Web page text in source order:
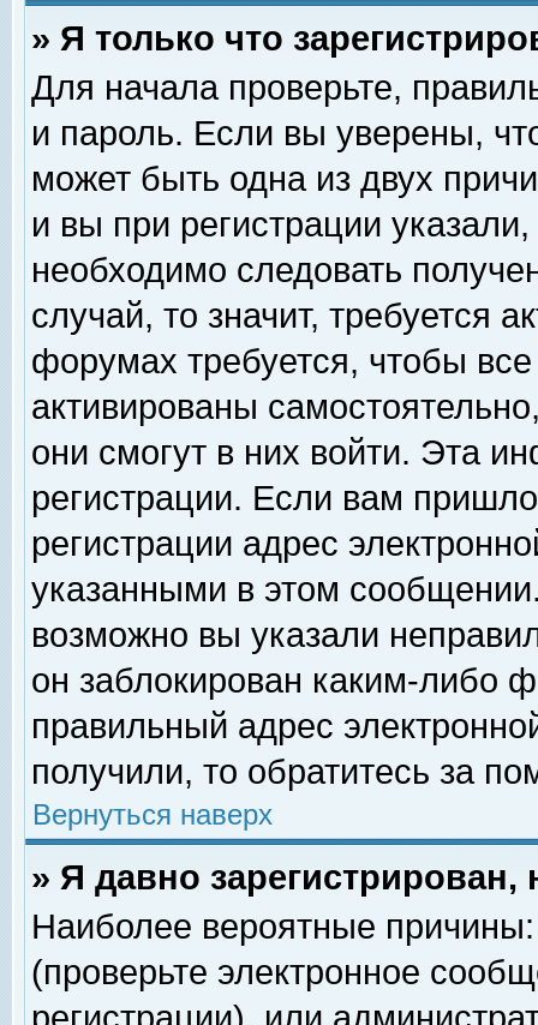
» Я только что
Для начала проверьте,
и пароль. Если вы уверены,
может быть одна из двух
и вы при регистрации
необходимо следовать
случай, то значит, требуется
форумах требуется, чтобы
активированы
они смогут в них войти. Эта
регистрации. Если вам
регистрации адрес
указанными в этом
возможно вы указали
он заблокирован каким-либо
правильный адрес
получили, то обратитесь за
Вернуться наверх
» Я давно
Наиболее вероятные
(проверьте электронное